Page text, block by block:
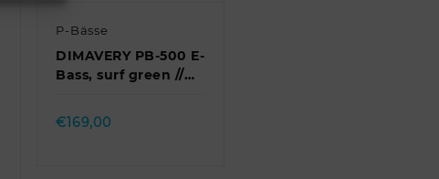
P-Bässe
DIMAVERY PB-500 E-
Bass, surf green //
Bass, Surf Green
€169,00